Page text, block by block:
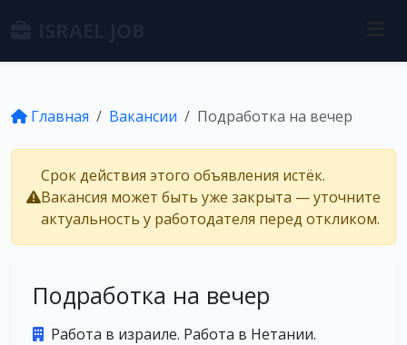
Главная Вакансии Подработка на вечер
Срок действия этого объявления истёк.
Вакансия может быть уже закрыта — уточните
актуальность у работодателя перед откликом.
Подработка на вечер
Работа в израиле. Работа в Нетании.